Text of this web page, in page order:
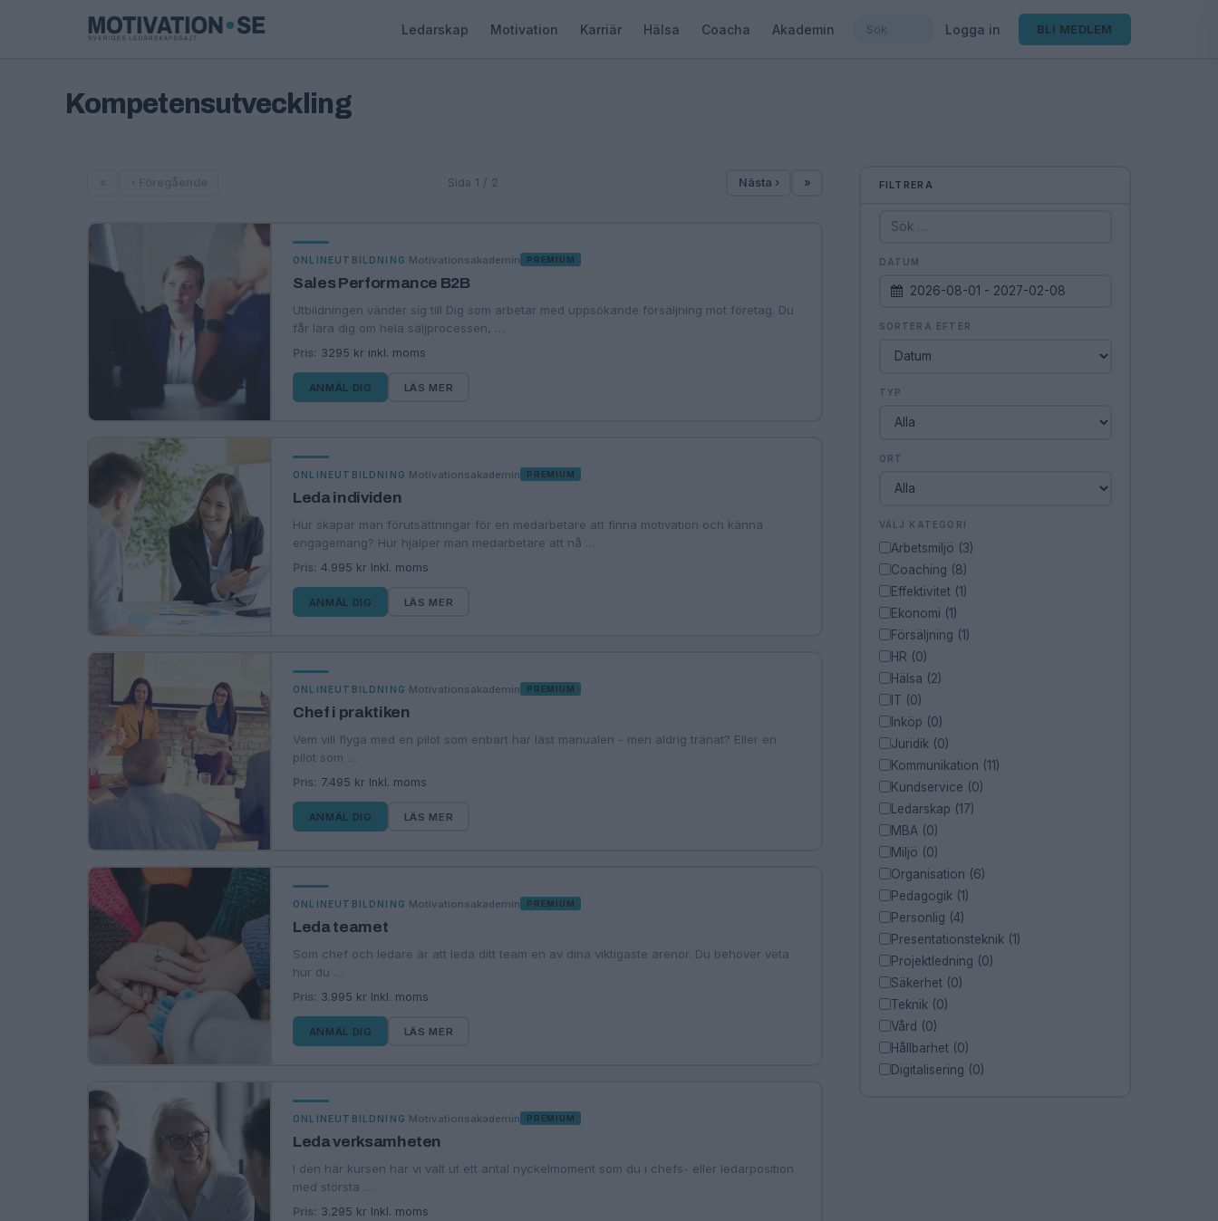
Ledarskap Motivation Karriär Hälsa Coacha Akademin Logga in BLI MEDLEM
Kompetensutveckling
Sida 1 / 2 Nästa › »
ONLINEUTBILDNING Motivationsakademin PREMIUM
Sales Performance B2B
Utbildningen vänder sig till Dig som arbetar med uppsökande försäljning mot företag. Du
får lära dig om hela säljprocessen, …
Pris: 3295 kr inkl. moms
ANMÄL DIG LÄS MER
ONLINEUTBILDNING Motivationsakademin PREMIUM
Leda individen
Hur skapar man förutsättningar för en medarbetare att finna motivation och känna
engagemang? Hur hjälper man medarbetare att nå …
Pris: 4.995 kr Inkl. moms
ANMÄL DIG LÄS MER
ONLINEUTBILDNING Motivationsakademin PREMIUM
Chef i praktiken
Vem vill flyga med en pilot som enbart har läst manualen - men aldrig tränat? Eller en
pilot som …
Pris: 7.495 kr Inkl. moms
ANMÄL DIG LÄS MER
ONLINEUTBILDNING Motivationsakademin PREMIUM
Leda teamet
Som chef och ledare är att leda ditt team en av dina viktigaste arenor. Du behöver veta
hur du …
Pris: 3.995 kr Inkl. moms
ANMÄL DIG LÄS MER
ONLINEUTBILDNING Motivationsakademin PREMIUM
Leda verksamheten
I den här kursen har vi valt ut ett antal nyckelmoment som du i chefs- eller ledarposition
med största …
Pris: 3.295 kr Inkl. moms
FILTRERA
DATUM
2026-08-01 - 2027-02-08
SORTERA EFTER
TYP
ORT
VÄLJ KATEGORI
Arbetsmiljö (3)
Coaching (8)
Effektivitet (1)
Ekonomi (1)
Försäljning (1)
HR (0)
Hälsa (2)
IT (0)
Inköp (0)
Juridik (0)
Kommunikation (11)
Kundservice (0)
Ledarskap (17)
MBA (0)
Miljö (0)
Organisation (6)
Pedagogik (1)
Personlig (4)
Presentationsteknik (1)
Projektledning (0)
Säkerhet (0)
Teknik (0)
Vård (0)
Hållbarhet (0)
Digitalisering (0)